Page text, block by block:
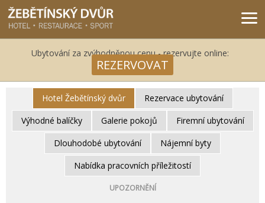
Žebětínský dvůr - Gastro & relax komplex v klidné části města Brna
Ubytování za zvýhodněnou cenu - rezervujte online:
REZERVOVAT
Hotel Žebětínský dvůr
Rezervace ubytování
Výhodné balíčky
Galerie pokojů
Firemní ubytování
Dlouhodobé ubytování
Nájemní byty
Nabídka pracovních příležitostí
UPOZORNĚNÍ